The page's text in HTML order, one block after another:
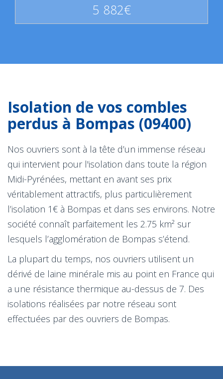
5 882€
Isolation de vos combles
perdus à Bompas (09400)
Nos ouvriers sont à la tête d’un immense réseau
qui intervient pour l'isolation dans toute la région
Midi-Pyrénées, mettant en avant ses prix
véritablement attractifs, plus particulièrement
l’isolation 1€ à Bompas et dans ses environs. Notre
société connaît parfaitement les 2.75 km² sur
lesquels l’agglomération de Bompas s’étend.
La plupart du temps, nos ouvriers utilisent un
dérivé de laine minérale mis au point en France qui
a une résistance thermique au-dessus de 7. Des
isolations réalisées par notre réseau sont
effectuées par des ouvriers de Bompas.